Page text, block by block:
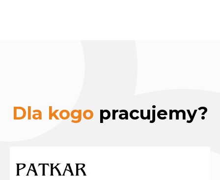
Dla kogo pracujemy?